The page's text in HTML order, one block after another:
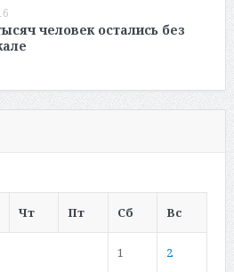
человек остались без
Чт Пт Сб Вс
1 2